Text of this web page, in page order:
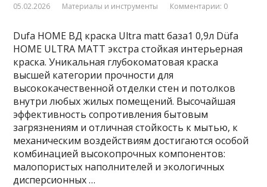
05.02.2026 Материалы и инструменты Комментарии: 0
Dufa HOME ВД краска Ultra matt база1 0,9л Düfa
HOME ULTRA MATT экстра стойкая интерьерная
краска. Уникальная глубокоматовая краска
высшей категории прочности для
высококачественной отделки стен и потолков
внутри любых жилых помещений. Высочайшая
эффективность сопротивления бытовым
загрязнениям и отличная стойкость к мытью, к
механическим воздействиям достигаются особой
комбинацией высокопрочных компонентов:
малопористых наполнителей и экологичных
дисперсионных …